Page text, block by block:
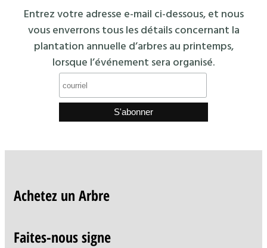
Entrez votre adresse e-mail ci-dessous, et nous
vous enverrons tous les détails concernant la
plantation annuelle d’arbres au printemps,
lorsque l’événement sera organisé.
Achetez un Arbre
Faites-nous signe